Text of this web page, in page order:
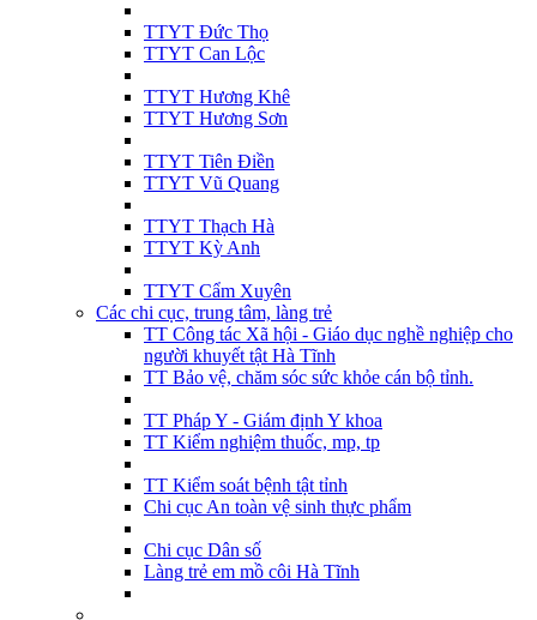
TTYT Đức Thọ
TTYT Can Lộc
TTYT Hương Khê
TTYT Hương Sơn
TTYT Tiên Điền
TTYT Vũ Quang
TTYT Thạch Hà
TTYT Kỳ Anh
TTYT Cẩm Xuyên
Các chi cục, trung tâm, làng trẻ
TT Công tác Xã hội - Giáo dục nghề nghiệp cho
người khuyết tật Hà Tĩnh
TT Bảo vệ, chăm sóc sức khỏe cán bộ tỉnh.
TT Pháp Y - Giám định Y khoa
TT Kiểm nghiệm thuốc, mp, tp
TT Kiểm soát bệnh tật tỉnh
Chi cục An toàn vệ sinh thực phẩm
Chi cục Dân số
Làng trẻ em mồ côi Hà Tĩnh